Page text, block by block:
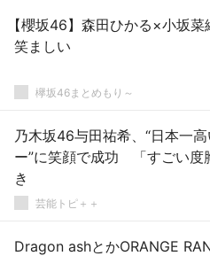
【櫻坂46】森田ひかる×小坂
笑ましい
欅坂46まとめもり～
乃木坂46与田祐希、“日本一
ー”に笑顔で成功 「すごい度
き
芸能トピ＋＋
Dragon ashとかORANGE